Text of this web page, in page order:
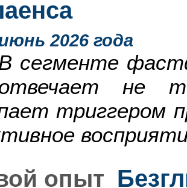
2026 года
сегменте
не
триггером
опыт